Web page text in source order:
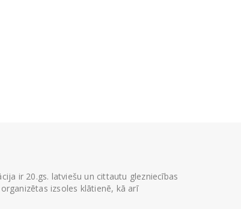
ir 20.gs. latviešu un cittautu glezniecības
izsoles klātienē, kā arī